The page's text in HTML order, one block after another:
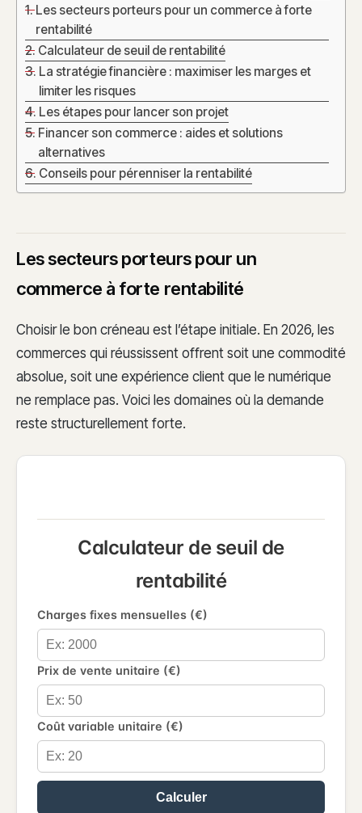
Les secteurs porteurs pour un commerce à forte
rentabilité
Calculateur de seuil de rentabilité
La stratégie financière : maximiser les marges et
limiter les risques
Les étapes pour lancer son projet
Financer son commerce : aides et solutions
alternatives
Conseils pour pérenniser la rentabilité
Les secteurs porteurs pour un
commerce à forte rentabilité
Choisir le bon créneau est l’étape initiale. En 2026, les
commerces qui réussissent offrent soit une commodité
absolue, soit une expérience client que le numérique
ne remplace pas. Voici les domaines où la demande
reste structurellement forte.
Calculateur de seuil de
rentabilité
Charges fixes mensuelles (€)
Prix de vente unitaire (€)
Coût variable unitaire (€)
Calculer